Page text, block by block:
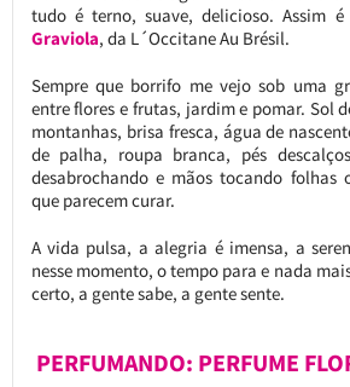
tudo é terno, suave, delicioso. Assim
Graviola, da L´Occitane Au Brésil.
Sempre que borrifo me vejo sob uma
entre flores e frutas, jardim e pomar. Sol
montanhas, brisa fresca, água de
de palha, roupa branca, pés
desabrochando e mãos tocando folhas
que parecem curar.
A vida pulsa, a alegria é imensa, a
nesse momento, o tempo para e nada
certo, a gente sabe, a gente sente.
PERFUMANDO: PERFUME